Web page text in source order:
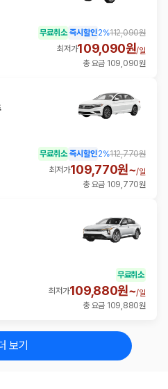
무료취소 즉시할인2%112,090원
최저가109,090원/일
총 요금 109,090원
무료취소 즉시할인2%112,770원
최저가109,770원~/일
총 요금 109,770원
무료취소
최저가109,880원~/일
총 요금 109,880원
보기